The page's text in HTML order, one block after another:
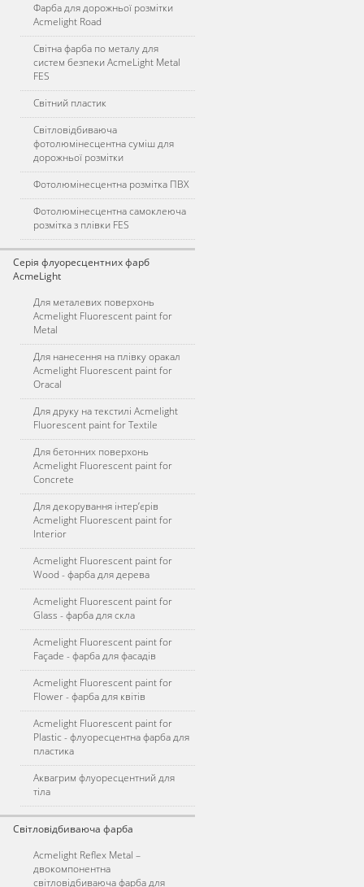
Фарба для дорожньої розмітки
Acmelight Road
Світна фарба по металу для
систем безпеки AcmeLight Metal
FES
Світний пластик
Світловідбиваюча
фотолюмінесцентна суміш для
дорожньої розмітки
Фотолюмінесцентна розмітка ПВХ
Фотолюмінесцентна самоклеюча
розмітка з плівки FES
Серія флуоресцентних фарб
AcmeLight
Для металевих поверхонь
Acmelight Fluorescent paint for
Metal
Для нанесення на плівку оракал
Acmelight Fluorescent paint for
Oracal
Для друку на текстилі Acmelight
Fluorescent paint for Textile
Для бетонних поверхонь
Acmelight Fluorescent paint for
Concrete
Для декорування інтер’єрів
Acmelight Fluorescent paint for
Interior
Acmelight Fluorescent paint for
Wood - фарба для дерева
Acmelight Fluorescent paint for
Glass - фарба для скла
Acmelight Fluorescent paint for
Façade - фарба для фасадів
Acmelight Fluorescent paint for
Flower - фарба для квітів
Acmelight Fluorescent paint for
Plastic - флуоресцентна фарба для
пластика
Аквагрим флуоресцентний для
тіла
Світловідбиваюча фарба
Acmelight Reflex Metal –
двокомпонентна
світловідбиваюча фарба для